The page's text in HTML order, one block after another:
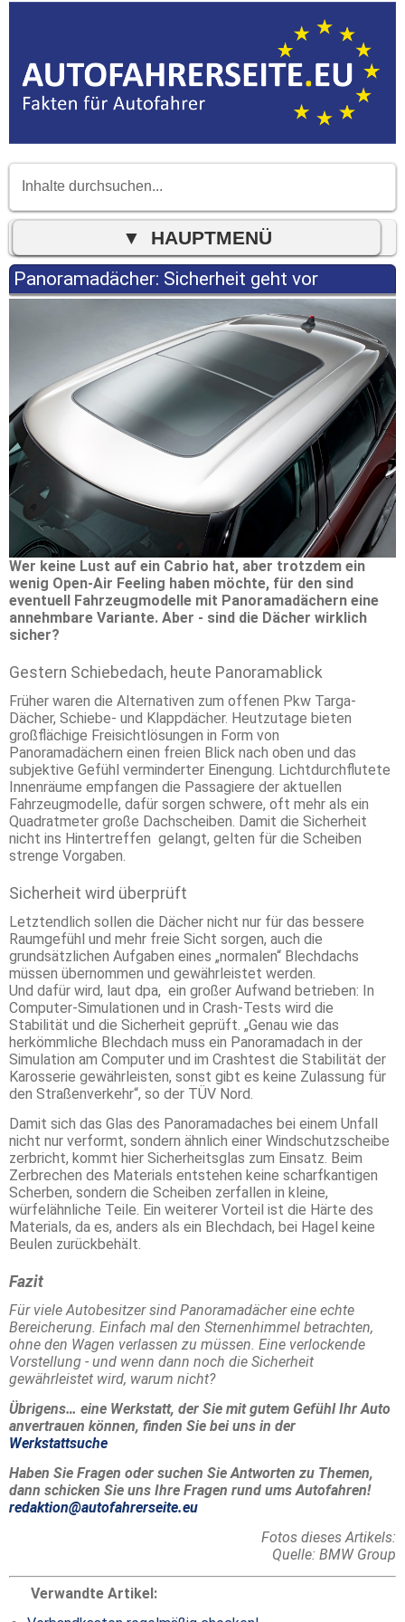
Panoramadächer: Sicherheit geht vor
Wer keine Lust auf ein Cabrio hat, aber trotzdem ein
wenig Open-Air Feeling haben möchte, für den sind
eventuell Fahrzeugmodelle mit Panoramadächern eine
annehmbare Variante. Aber - sind die Dächer wirklich
sicher?
Gestern Schiebedach, heute Panoramablick
Früher waren die Alternativen zum offenen Pkw Targa-
Dächer, Schiebe- und Klappdächer. Heutzutage bieten
großflächige Freisichtlösungen in Form von
Panoramadächern einen freien Blick nach oben und das
subjektive Gefühl verminderter Einengung. Lichtdurchflutete
Innenräume empfangen die Passagiere der aktuellen
Fahrzeugmodelle, dafür sorgen schwere, oft mehr als ein
Quadratmeter große Dachscheiben. Damit die Sicherheit
nicht ins Hintertreffen gelangt, gelten für die Scheiben
strenge Vorgaben.
Sicherheit wird überprüft
Letztendlich sollen die Dächer nicht nur für das bessere
Raumgefühl und mehr freie Sicht sorgen, auch die
grundsätzlichen Aufgaben eines „normalen“ Blechdachs
müssen übernommen und gewährleistet werden.
Und dafür wird, laut dpa, ein großer Aufwand betrieben: In
Computer-Simulationen und in Crash-Tests wird die
Stabilität und die Sicherheit geprüft. „Genau wie das
herkömmliche Blechdach muss ein Panoramadach in der
Simulation am Computer und im Crashtest die Stabilität der
Karosserie gewährleisten, sonst gibt es keine Zulassung für
den Straßenverkehr“, so der TÜV Nord.
Damit sich das Glas des Panoramadaches bei einem Unfall
nicht nur verformt, sondern ähnlich einer Windschutzscheibe
zerbricht, kommt hier Sicherheitsglas zum Einsatz. Beim
Zerbrechen des Materials entstehen keine scharfkantigen
Scherben, sondern die Scheiben zerfallen in kleine,
würfelähnliche Teile. Ein weiterer Vorteil ist die Härte des
Materials, da es, anders als ein Blechdach, bei Hagel keine
Beulen zurückbehält.
Fazit
Für viele Autobesitzer sind Panoramadächer eine echte
Bereicherung. Einfach mal den Sternenhimmel betrachten,
ohne den Wagen verlassen zu müssen. Eine verlockende
Vorstellung - und wenn dann noch die Sicherheit
gewährleistet wird, warum nicht?
Übrigens… eine Werkstatt, der Sie mit gutem Gefühl Ihr Auto
anvertrauen können, finden Sie bei uns in der
Werkstattsuche
Haben Sie Fragen oder suchen Sie Antworten zu Themen,
dann schicken Sie uns Ihre Fragen rund ums Autofahren!
redaktion@autofahrerseite.eu
Fotos dieses Artikels:
Quelle: BMW Group
Verwandte Artikel: